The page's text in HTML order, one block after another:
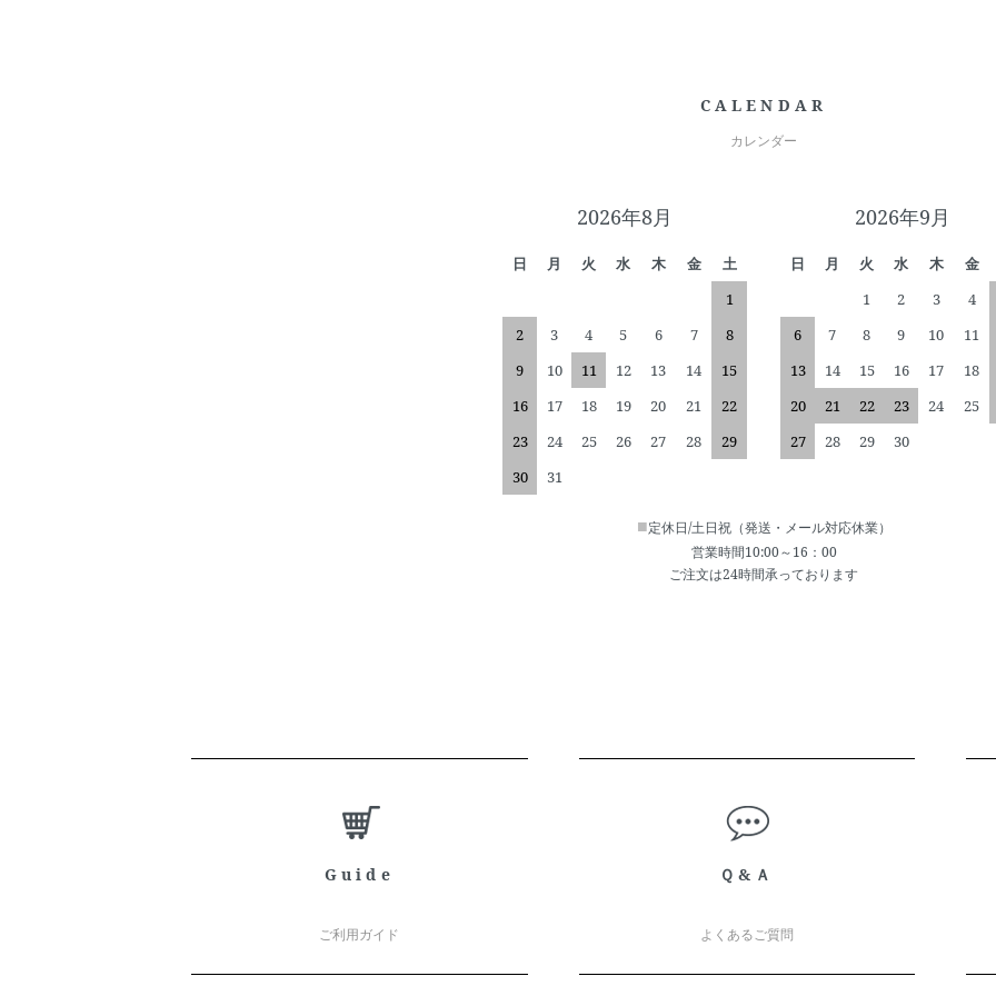
CALENDAR
カレンダー
2026年8月
日 月 火 水 木 金
土
1
2
3 4 5 6 7
8
9
10 11 12 13 14
15
16
17 18 19 20 21
22
23
24 25 26 27 28
29
30
31
2026年9月
日 月 火 水 木 金
1
2 3 4
6
7 8 9 10 11
13
14 15 16 17 18
20
21 22 23 24 25
27
28 29 30
■定休日/土日祝（発送・メール対応休業）
営業時間10:00～16：00
ご注文は24時間承っております
Guide
ご利用ガイド
Ｑ&Ａ
よくあるご質問